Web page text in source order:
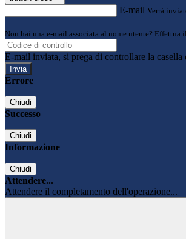
E-mail Verrà
Non hai una e-mail associata al nome utente? Effettua
E-mail inviata, si prega di controllare la casella
Errore
Chiudi
Successo
Chiudi
Informazione
Chiudi
Attendere...
Attendere il completamento dell'operazione...